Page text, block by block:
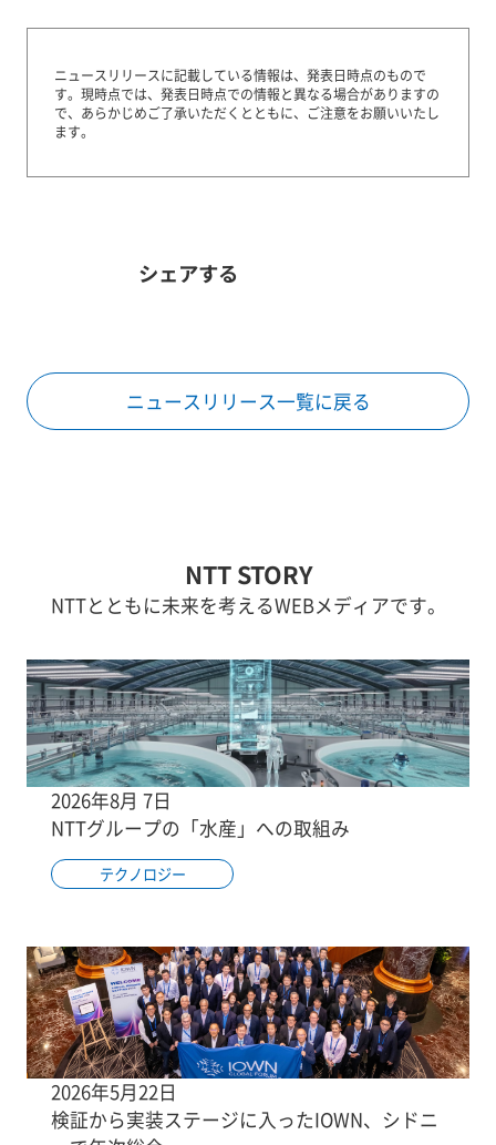
ニュースリリースに記載している情報は、発表日時点のもので
す。 現時点では、発表日時点での情報と異なる場合がありますの
で、あらかじめご了承いただくとともに、ご注意をお願いいたし
ます。
シェアする
ニュースリリース一覧に戻る
NTT STORY
NTTとともに未来を考えるWEBメディアです。
2026年8月 7日
NTTグループの「水産」への取組み
テクノロジー
2026年5月22日
検証から実装ステージに入ったIOWN、シドニ